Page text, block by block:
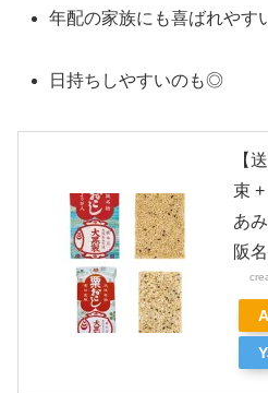
年配の家族にも喜ばれやす
日持ちしやすいのも◎
【
束
あ
阪